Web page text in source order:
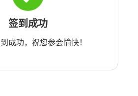
签到成功
成功，祝您参会愉快！